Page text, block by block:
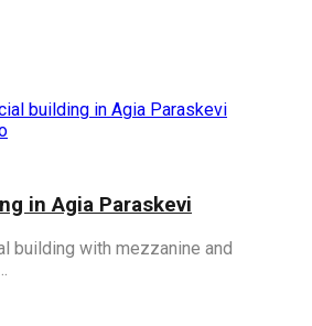
in Agia Paraskevi
building with mezzanine and